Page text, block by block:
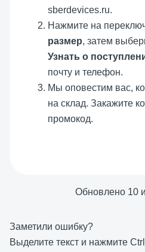
sberdevices.ru.
Нажмите на
размер, затем
Узнать о
почту и телефон.
Мы оповестим вас,
на склад. Закажите
промокод.
Обновлено 10
Заметили ошибку?
Выделите текст и нажмите Ctrl